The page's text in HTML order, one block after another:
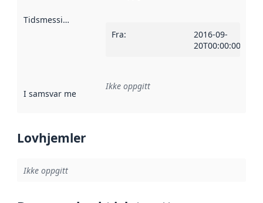
Tidsmessig avgrensning
Fra:
2016-09-
20T00:00:00Z
I samsvar med Referanse til en implementasjonsregel
Ikke oppgitt
Lovhjemler
Ikke oppgitt